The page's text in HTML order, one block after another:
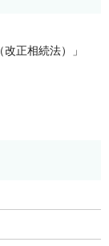
正相続法）」